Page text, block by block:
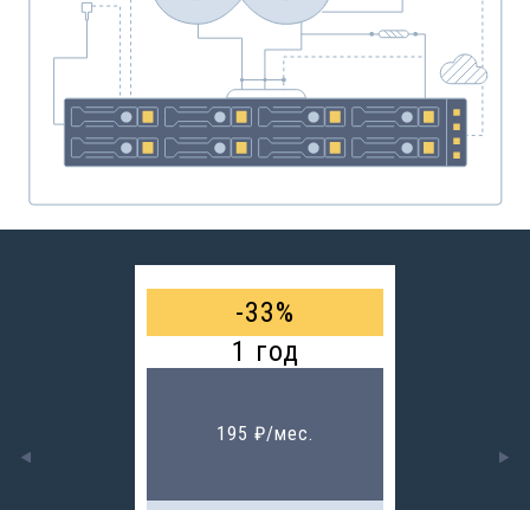
-33%
1 год
195 ₽/мес.